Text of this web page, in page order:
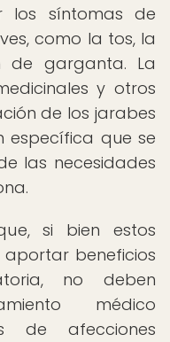
los síntomas de
como la tos, la
de garganta. La
y otros
de los jarabes
específica que se
las necesidades
si bien estos
beneficios
no deben
médico
de afecciones